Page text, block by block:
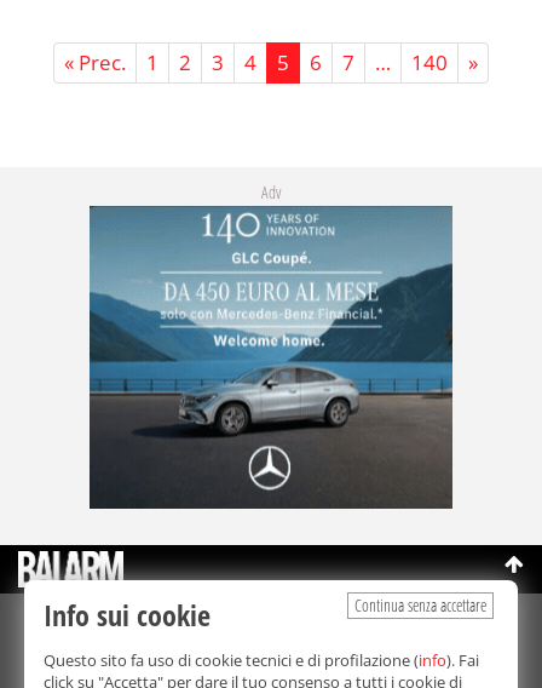
« Prec. 1 2 3 4 5 6 7 … 140 »
Adv
Bmedia Srl- P.IVA 07064240828
La riproduzione totale o parziale di tutti i contenuti, in qualunque
Continua senza accettare
Info sui cookie
Questo sito fa uso di cookie tecnici e di profilazione (info). Fai
click su "Accetta" per dare il tuo consenso a tutti i cookie di